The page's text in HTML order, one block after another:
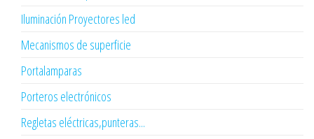
Iluminación Proyectores led
Mecanismos de superficie
Portalamparas
Porteros electrónicos
Regletas eléctricas,punteras...